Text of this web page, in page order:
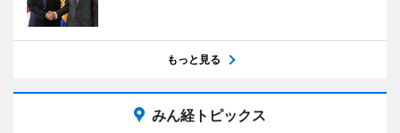
もっと見る
みん経トピックス